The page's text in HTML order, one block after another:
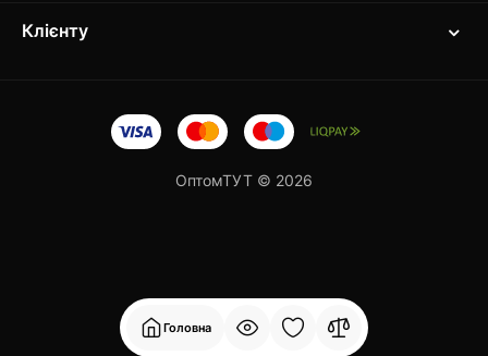
Головна
Клієнту
ОптомТУТ © 2026